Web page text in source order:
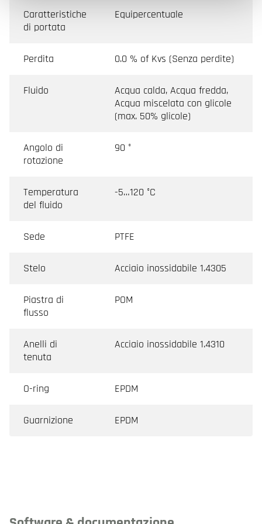
Caratteristiche
di portata
Equipercentuale
Perdita 0.0 % of Kvs (Senza perdite)
Fluido
Acqua calda, Acqua fredda,
Acqua miscelata con glicole
(max. 50% glicole)
Angolo di
rotazione
90 °
Temperatura
del fluido
-5…120 °C
Sede PTFE
Stelo Acciaio inossidabile 1.4305
Piastra di
flusso
POM
Anelli di
tenuta
Acciaio inossidabile 1.4310
O-ring EPDM
Guarnizione EPDM